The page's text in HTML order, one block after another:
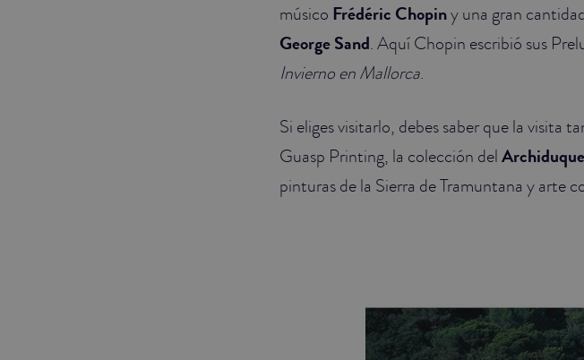
músico Frédéric Chopiny una gran
George Sand. Aquí Chopin escribió sus
Invierno en Mallorca.
Si eliges visitarlo, debes saber que la visita
Guasp Printing, la colección del
pinturas de la Sierra de Tramuntana y arte